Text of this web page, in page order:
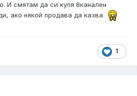
И смятам да си купя 8канален
ако някой продава да казва
1